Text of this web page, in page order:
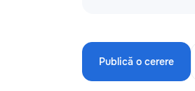
Publică o cerere